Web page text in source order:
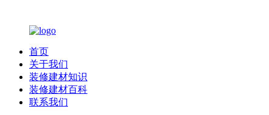
首页
关于我们
装修建材知识
装修建材百科
联系我们